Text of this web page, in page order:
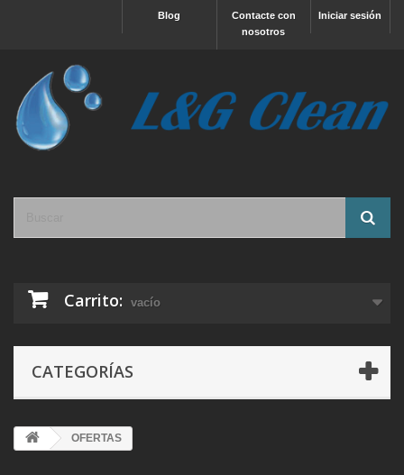
Iniciar sesión
Contacte con
nosotros
Blog
Carrito: vacío
CATEGORÍAS
OFERTAS